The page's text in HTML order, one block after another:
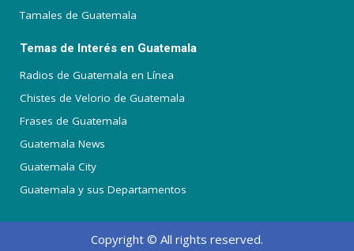
Tamales de Guatemala
Temas de Interés en Guatemala
Radios de Guatemala en Línea
Chistes de Velorio de Guatemala
Frases de Guatemala
Guatemala News
Guatemala City
Guatemala y sus Departamentos
Copyright © All rights reserved.